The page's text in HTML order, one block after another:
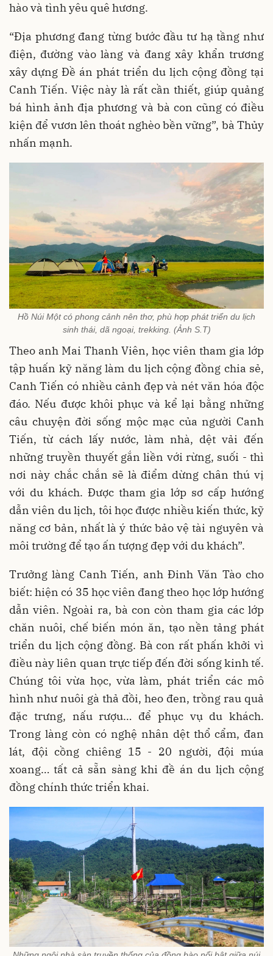
hào và tình yêu quê hương.
“Địa phương đang từng bước đầu tư hạ tầng như
điện, đường vào làng và đang xây khẩn trương
xây dựng Đề án phát triển du lịch cộng đồng tại
Canh Tiến. Việc này là rất cần thiết, giúp quảng
bá hình ảnh địa phương và bà con cũng có điều
kiện để vươn lên thoát nghèo bền vững”, bà Thủy
nhấn mạnh.
Hồ Núi Một có phong cảnh nên thơ, phù hợp phát triển du lịch
sinh thái, dã ngoại, trekking. (Ảnh S.T)
Theo anh Mai Thanh Viên, học viên tham gia lớp
tập huấn kỹ năng làm du lịch cộng đồng chia sẻ,
Canh Tiến có nhiều cảnh đẹp và nét văn hóa độc
đáo. Nếu được khôi phục và kể lại bằng những
câu chuyện đời sống mộc mạc của người Canh
Tiến, từ cách lấy nước, làm nhà, dệt vải đến
những truyền thuyết gắn liền với rừng, suối - thì
nơi này chắc chắn sẽ là điểm dừng chân thú vị
với du khách. Được tham gia lớp sơ cấp hướng
dẫn viên du lịch, tôi học được nhiều kiến thức, kỹ
năng cơ bản, nhất là ý thức bảo vệ tài nguyên và
môi trường để tạo ấn tượng đẹp với du khách”.
Trưởng làng Canh Tiến, anh Đinh Văn Tào cho
biết: hiện có 35 học viên đang theo học lớp hướng
dẫn viên. Ngoài ra, bà con còn tham gia các lớp
chăn nuôi, chế biến món ăn, tạo nền tảng phát
triển du lịch cộng đồng. Bà con rất phấn khởi vì
điều này liên quan trực tiếp đến đời sống kinh tế.
Chúng tôi vừa học, vừa làm, phát triển các mô
hình như nuôi gà thả đồi, heo đen, trồng rau quả
đặc trưng, nấu rượu… để phục vụ du khách.
Trong làng còn có nghệ nhân dệt thổ cẩm, đan
lát, đội cồng chiêng 15 - 20 người, đội múa
xoang… tất cả sẵn sàng khi đề án du lịch cộng
đồng chính thức triển khai.